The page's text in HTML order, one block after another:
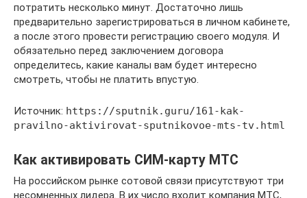
потратить несколько минут. Достаточно лишь
предварительно зарегистрироваться в личном кабинете,
а после этого провести регистрацию своего модуля. И
обязательно перед заключением договора
определитесь, какие каналы вам будет интересно
смотреть, чтобы не платить впустую.
Источник: https://sputnik.guru/161-kak-
pravilno-aktivirovat-sputnikovoe-mts-tv.html
Как активировать СИМ-карту МТС
На российском рынке сотовой связи присутствуют три
несомненных лидера. В их число входит компания МТС,